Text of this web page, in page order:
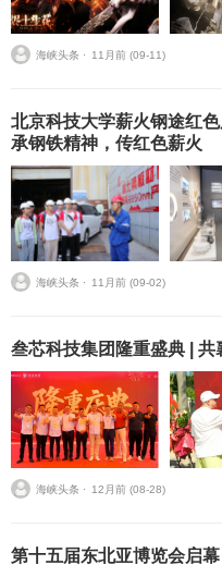
海峡头条 ⋅ 11月前 (09-11)
北京科技大学薪火钢途红
承钢铁精神，传红色薪火
海峡头条 ⋅ 11月前 (09-02)
叁芯科技集团隆重盛典 |
海峡头条 ⋅ 12月前 (08-28)
第十五届东北亚博览会启